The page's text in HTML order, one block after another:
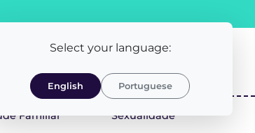
Select your language:
English Portuguese
0
Familiar Sexualidade